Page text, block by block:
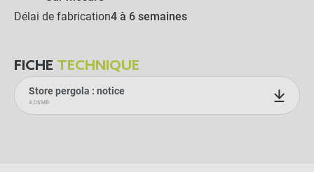
Délai de fabrication4 à 6 semaines
FICHE TECHNIQUE
Store pergola : notice
4.06MB